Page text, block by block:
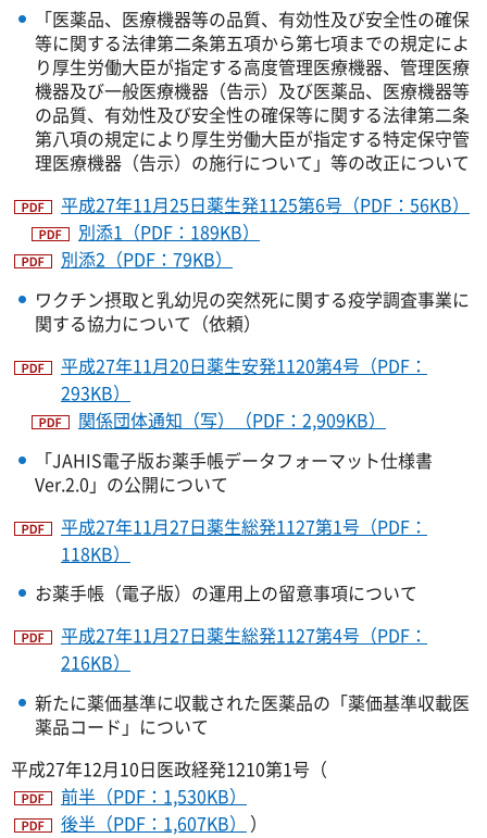
「医薬品、医療機器等の品質、有効性及び安全性の確保
等に関する法律第二条第五項から第七項までの規定によ
り厚生労働大臣が指定する高度管理医療機器、管理医療
機器及び一般医療機器（告示）及び医薬品、医療機器等
の品質、有効性及び安全性の確保等に関する法律第二条
第八項の規定により厚生労働大臣が指定する特定保守管
理医療機器（告示）の施行について」等の改正について
平成27年11月25日薬生発1125第6号（PDF：56KB）
別添1（PDF：189KB）
別添2（PDF：79KB）
ワクチン摂取と乳幼児の突然死に関する疫学調査事業に
関する協力について（依頼）
平成27年11月20日薬生安発1120第4号（PDF：
293KB）
関係団体通知（写）（PDF：2,909KB）
「JAHIS電子版お薬手帳データフォーマット仕様書
Ver.2.0」の公開について
平成27年11月27日薬生総発1127第1号（PDF：
118KB）
お薬手帳（電子版）の運用上の留意事項について
平成27年11月27日薬生総発1127第4号（PDF：
216KB）
新たに薬価基準に収載された医薬品の「薬価基準収載医
薬品コード」について
平成27年12月10日医政経発1210第1号（
前半（PDF：1,530KB）
後半（PDF：1,607KB）
）